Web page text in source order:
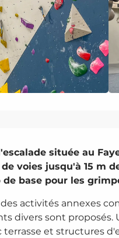
située au
voies jusqu'à 15 m
base pour les
activités annexes
divers sont proposés.
et structures